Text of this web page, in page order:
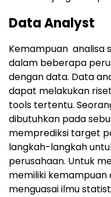
Data Analyst
Kemampuan analisa
dalam beberapa
dengan data. Data
dapat melakukan
tools tertentu.
dibutuhkan pada
memprediksi target
langkah-langkah
perusahaan. Untuk
memiliki kemampuan
menguasai ilmu